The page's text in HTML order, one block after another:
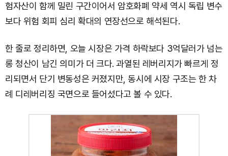
험자산이 함께 밀린 구간이어서 암호화폐 약세 역시 독립 변수
보다 위험 회피 심리 확대의 연장선으로 해석된다.
한 줄로 정리하면, 오늘 시장은 가격 하락보다 3억달러가 넘는
롱 청산이 남긴 의미가 더 크다. 과열된 레버리지가 빠르게 정
리되면서 단기 변동성은 커졌지만, 동시에 시장 구조는 한 차
례 디레버리징 국면으로 들어섰다고 볼 수 있다.